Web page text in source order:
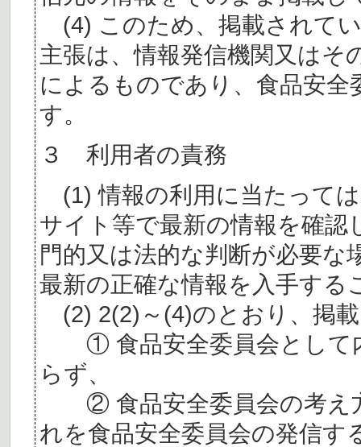
(4) このため、掲載されて
主張は、情報発信機関又はそ
によるものであり、食品安
す。
３ 利用者の責務
(1) 情報の利用に当たって
サイト等で最新の情報を確認
門的又は法的な判断が必要
最新の正確な情報を入手する
(2) 2(2)～(4)のとおり、掲
① 食品安全委員会として
らず、
② 食品安全委員会の考え
れを食品安全委員会の発信す